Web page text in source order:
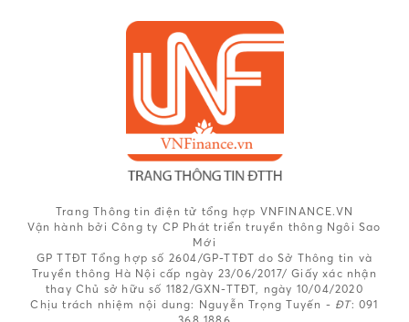
Trang Thông tin điện tử tổng hợp VNFINANCE.VN
Vận hành bởi Công ty CP Phát triển truyền thông Ngôi Sao
Mới
GP TTĐT Tổng hợp số 2604/GP-TTĐT do Sở Thông tin và
Truyền thông Hà Nội cấp ngày 23/06/2017/ Giấy xác nhận
thay Chủ sở hữu số 1182/GXN-TTĐT, ngày 10/04/2020
Chịu trách nhiệm nội dung: Nguyễn Trọng Tuyến - ĐT: 091